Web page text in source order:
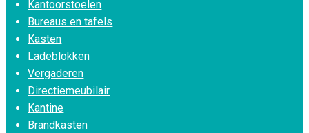
Kantoorstoelen
Bureaus en tafels
Kasten
Ladeblokken
Vergaderen
Directiemeubilair
Kantine
Brandkasten